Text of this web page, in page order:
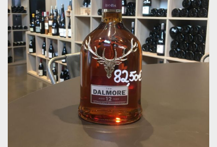
Panier
Politique de confidentialité
Politique de cookies (UE)
Qui sommes nous ?
Validation de la commande